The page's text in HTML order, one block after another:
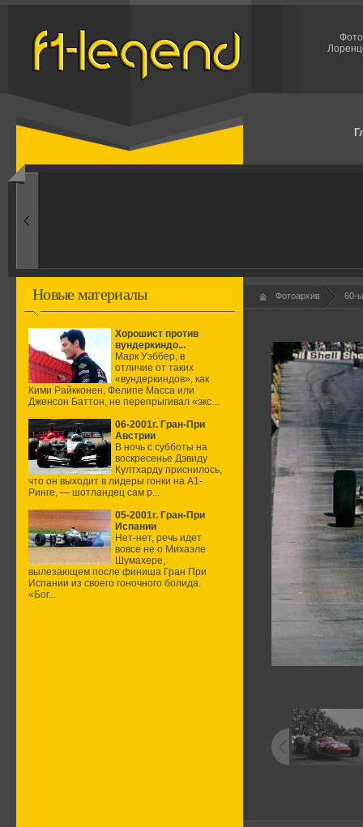
1960-ые
Новые материалы
Хорошист против
вундеркиндо...
Марк Уэббер, в
отличие от таких
«вундеркиндов», как
Кими Райкконен, Фелипе Масса или
Дженсон Баттон, не перепрыгивал «экс...
06-2001г. Гран-При
Австрии
В ночь с субботы на
воскресенье Дэвиду
Култхарду приснилось,
что он выходит в лидеры гонки на А1-
Ринге, — шотландец сам р...
05-2001г. Гран-При
Испании
Нет-нет, речь идет
вовсе не о Михаэле
Шумахере,
вылезающем после финиша Гран При
Испании из своего гоночного болида.
«Бог...
Фотоархив 60-